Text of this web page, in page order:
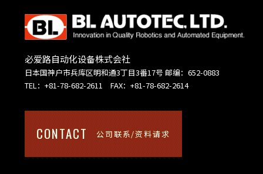
必爱路自动化设备株式会社
日本国神户市兵库区明和通3丁目3番17号 邮编：652-0883
TEL：+81-78-682-2611 FAX：+81-78-682-2614
CONTACT 公司联系/资料请求